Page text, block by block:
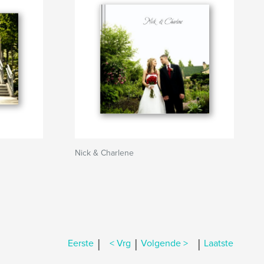
Nick & Charlene
Eerste | < Vrg | Volgende > | Laatste